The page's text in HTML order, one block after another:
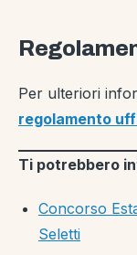
Per ulteriori
regolamento
Ti potrebbero
Concorso
Seletti